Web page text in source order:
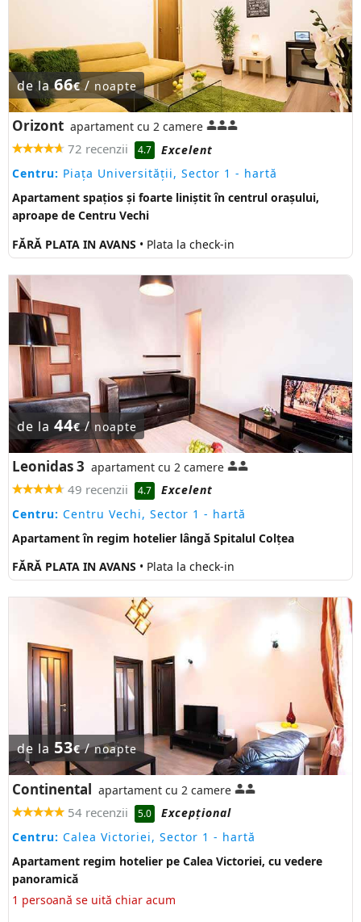
de la66€/ noapte
Orizont apartament cu 2 camere
72 recenzii 4.7
Excelent
Centru: Piaţa Universităţii, Sector 1 - hartă
Apartament spațios și foarte liniștit în centrul orașului,
aproape de Centru Vechi
FĂRĂ PLATA IN AVANS • Plata la check-in
de la 44€/noapte
Leonidas 3 apartament cu 2 camere
49 recenzii 4.7
Excelent
Centru: Centru Vechi, Sector 1 - hartă
Apartament în regim hotelier lângă Spitalul Colțea
FĂRĂ PLATA IN AVANS • Plata la check-in
de la 53€/noapte
Continental apartament cu 2 camere
54 recenzii 5.0
Excepţional
Centru: Calea Victoriei, Sector 1 - hartă
Apartament regim hotelier pe Calea Victoriei, cu vedere
panoramică
1 persoană se uită chiar acum